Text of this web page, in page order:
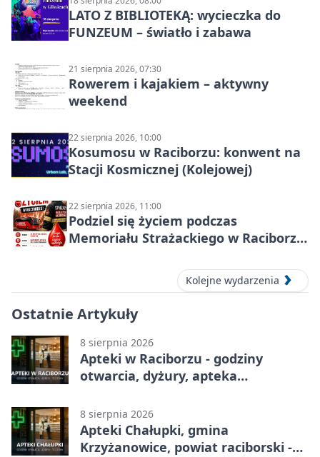
LATO Z BIBLIOTEKĄ: wycieczka do
FUNZEUM – światło i zabawa
21 sierpnia 2026, 07:30
Rowerem i kajakiem – aktywny
weekend
22 sierpnia 2026, 10:00
Kosumosu w Raciborzu: konwent na
Stacji Kosmicznej (Kolejowej)
22 sierpnia 2026, 11:00
Podziel się życiem podczas
Memoriału Strażackiego w Raciborzu
Kolejne wydarzenia
Ostatnie Artykuły
8 sierpnia 2026
Apteki w Raciborzu - godziny
otwarcia, dyżury, apteka
8 sierpnia 2026
Apteki Chałupki, gmina
Krzyżanowice, powiat raciborski -